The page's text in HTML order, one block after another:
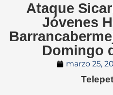
Ataque
Jóvenes
Domingo
marzo 25,